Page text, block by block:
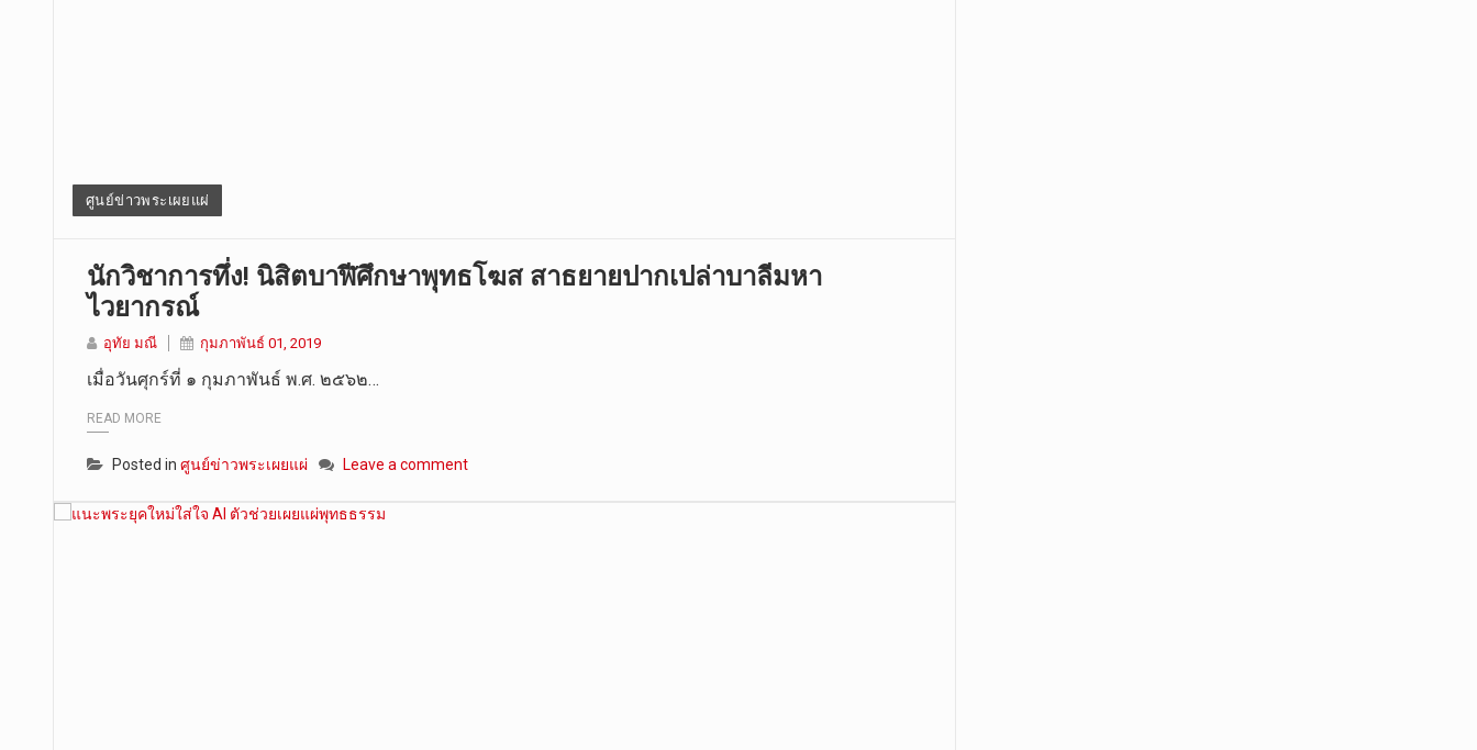
ศูนย์ข่าวพระเผยแผ่
นักวิชาการทึ่ง! นิสิตบาฬีศึกษาพุทธโฆส สาธยายปากเปล่าบาลีมหา
ไวยากรณ์
อุทัย มณี กุมภาพันธ์ 01, 2019
เมื่อวันศุกร์ที่ ๑ กุมภาพันธ์ พ.ศ. ๒๕๖๒…
READ MORE
Posted in ศูนย์ข่าวพระเผยแผ่ Leave a comment